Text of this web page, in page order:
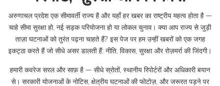
अरुणाचल प्रदेश एक सीमावर्ती राज्य है और यहाँ हर खबर का राष्ट्रीय महत्व होता है —
चाहे सीमा सुरक्षा हो, नई सड़क परियोजना हो या लोकल चुनाव। क्या आप राज्य से जुड़ी
ताज़ा घटनाओं को तुरंत पढ़ना चाहते हैं? इस पेज पर हम उन्हीं खबरों को एक जगह
इकट्ठा करते हैं जो सीधे असर डालती हैं: नीति, विकास, सुरक्षा और रोज़मर्रा की जिंदगी।
हमारी कवरेज सरल और साफ़ है — सीधे स्रोतों, स्थानीय रिपोर्टरों और अधिकारी बयान
से। सरकारी योजनाओं के नोटिस, क्षेत्रीय घटनाओं की फोटोज़, और जरूरत पड़ने पर